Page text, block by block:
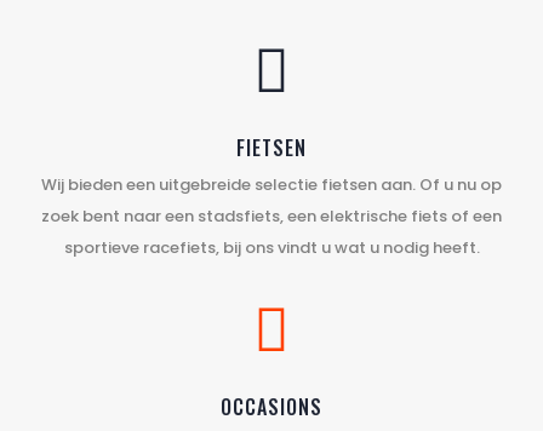

FIETSEN
Wij bieden een uitgebreide selectie fietsen aan. Of u nu op
zoek bent naar een stadsfiets, een elektrische fiets of een
sportieve racefiets, bij ons vindt u wat u nodig heeft.

OCCASIONS